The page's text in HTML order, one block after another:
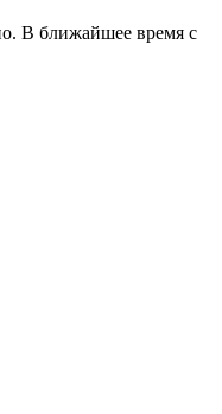
В ближайшее время с